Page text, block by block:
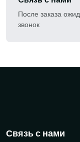
После заказа
звонок
Связь с нами